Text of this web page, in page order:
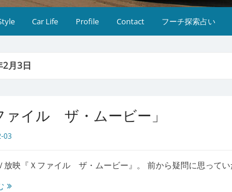
Car Life Profile Contact フーチ探索占い
月3日
ァイル ザ・ムービー」
03
放映『Ｘファイル ザ・ムービー』。 前から疑問に思って
「Ｘ